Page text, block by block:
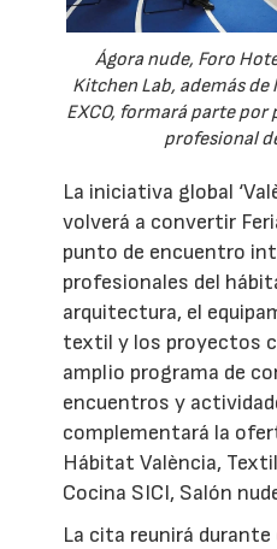
Ágora nude, Foro
Kitchen Lab, además
EXCO, formará parte por
profesional
La iniciativa global
volverá a convertir
punto de encuentro
profesionales del
arquitectura, el
textil y los proyectos
amplio programa de
encuentros y
complementará la
Hábitat València,
Cocina SICI, Salón
La cita reunirá